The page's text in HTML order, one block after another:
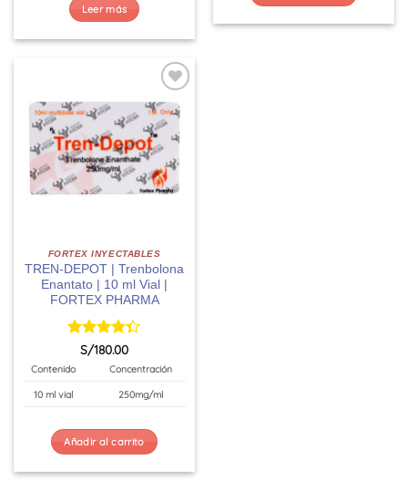
Leer más
FORTEX INYECTABLES
TREN-DEPOT | Trenbolona
Enantato | 10 ml Vial |
FORTEX PHARMA
Valorado
con
4.33
de 5
S/180.00
Contenido Concentración
10 ml vial 250mg/ml
Añadir al carrito